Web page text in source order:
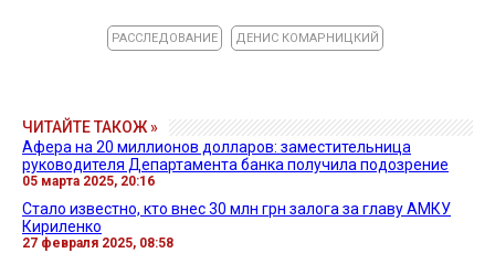
РАССЛЕДОВАНИЕ ДЕНИС КОМАРНИЦКИЙ
ЧИТАЙТЕ ТАКОЖ »
Афера на 20 миллионов долларов: заместительница
руководителя Департамента банка получила подозрение
05 марта 2025, 20:16
Стало известно, кто внес 30 млн грн залога за главу АМКУ
Кириленко
27 февраля 2025, 08:58